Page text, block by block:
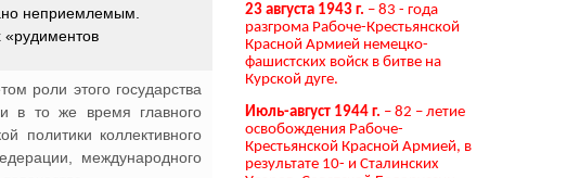
неприемлемым.
«рудиментов
роли этого государства
и в то же время главного
политики коллективного
международного
23 августа 1943 г. – 83 - года
разгрома Рабоче-Крестьянской
Красной Армией немецко-
фашистских войск в битве на
Курской дуге.
Июль-август 1944 г. – 82 – летие
освобождения Рабоче-
Крестьянской Красной Армией, в
результате 10- и Сталинских